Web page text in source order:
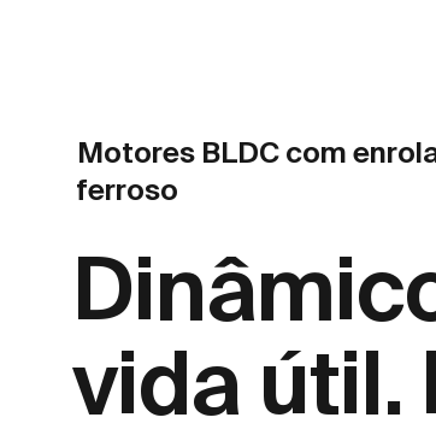
Motores BLDC com
ferroso
vida útil.